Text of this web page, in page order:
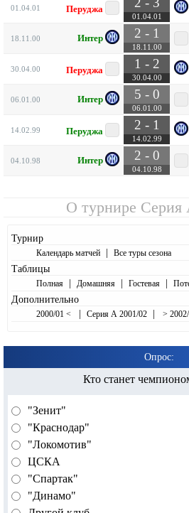
01.04.01 Перуджа
01.04.01
18.11.00 Интер 2 - 1
18.11.00
30.04.00 Перуджа 1 - 2
30.04.00
06.01.00 Интер 5 - 0
06.01.00
14.02.99 Перуджа 2 - 1
14.02.99
04.10.98 Интер 2 - 0
04.10.98
О турнире Серия
Турнир
Календарь матчей | Все туры сезона
Таблицы
Полная | Домашняя | Гостевая |
Дополнительно
2000/01 < | Серия А 2001/02 | >
Опрос:
Кто станет
"Зенит"
"Краснодар"
"Локомотив"
ЦСКА
"Спартак"
"Динамо"